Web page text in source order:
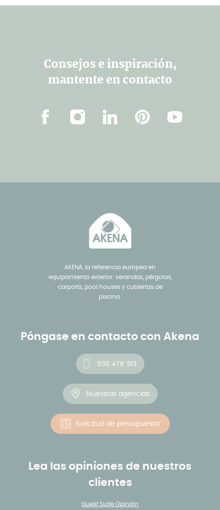
AKENA, la referencia europea en
equipamiento exterior: verandas, pérgolas,
carports, pool houses y cubiertas de
piscina.
Póngase en contacto con Akena
930 478 913
Nuestras agencias
Solicitud de presupuesto
Lea las opiniones de nuestros
clientes
Guest Suite Opinión
Consejos e inspiración,
mantente en contacto
FacebookInstagramLinkedinPinterestYouTube